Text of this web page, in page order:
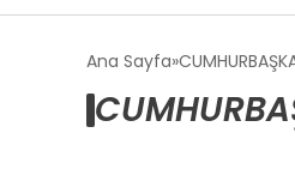
Ana Sayfa